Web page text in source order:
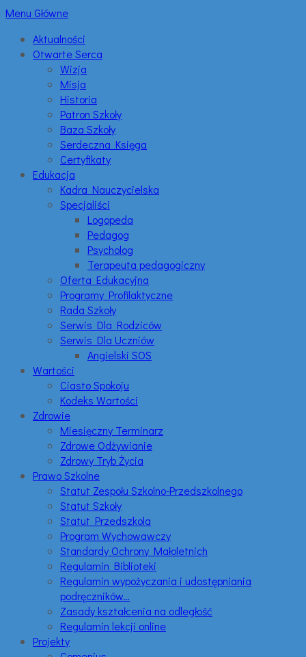
Menu Główne
Aktualności
Otwarte Serca
Wizja
Misja
Historia
Patron Szkoły
Baza Szkoły
Serdeczna Księga
Certyfikaty
Edukacja
Kadra Nauczycielska
Specjaliści
Logopeda
Pedagog
Psycholog
Terapeuta pedagogiczny
Oferta Edukacyjna
Programy Profilaktyczne
Rada Szkoły
Serwis Dla Rodziców
Serwis Dla Uczniów
Angielski SOS
Wartości
Ciasto Spokoju
Kodeks Wartości
Zdrowie
Miesięczny Terminarz
Zdrowe Odżywianie
Zdrowy Tryb Życia
Prawo Szkolne
Statut Zespołu Szkolno-Przedszkolnego
Statut Szkoły
Statut Przedszkola
Program Wychowawczy
Standardy Ochrony Małoletnich
Regulamin Biblioteki
Regulamin wypożyczania i udostępniania
podręczników…
Zasady kształcenia na odległość
Regulamin lekcji online
Projekty